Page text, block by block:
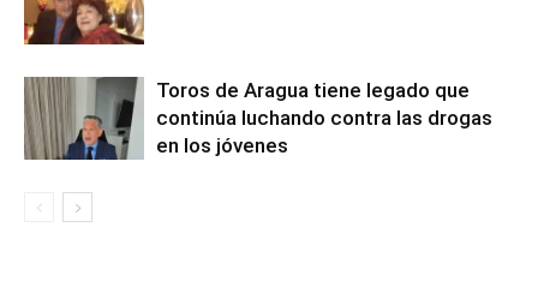
Toros de Aragua tiene legado que
continúa luchando contra las drogas
en los jóvenes